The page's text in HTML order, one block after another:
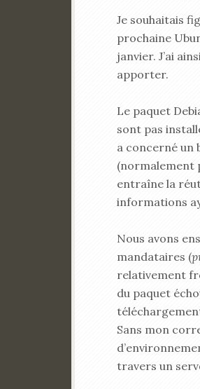
Je souhaitais
prochaine
janvier. J’ai
apporter.
Le paquet
sont pas
a concerné un
(normalement
entraîne la
informations
Nous avons
mandataires (
relativement
du paquet
Sans mon
travers un